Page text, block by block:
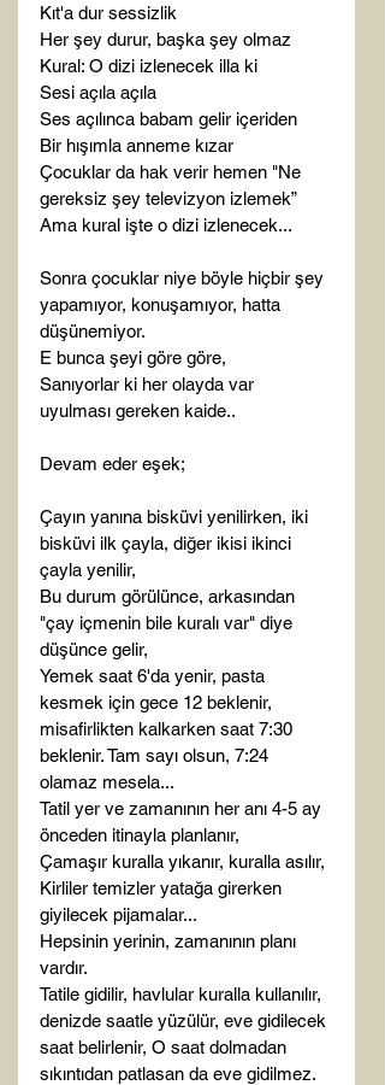
Kıt'a dur sessizlik
Her şey durur, başka şey olmaz
Kural: O dizi izlenecek illa ki
Sesi açıla açıla
Ses açılınca babam gelir içeriden
Bir hışımla anneme kızar
Çocuklar da hak verir hemen "Ne
gereksiz şey televizyon izlemek”
Ama kural işte o dizi izlenecek...
Sonra çocuklar niye böyle hiçbir şey
yapamıyor, konuşamıyor, hatta
düşünemiyor.
E bunca şeyi göre göre,
Sanıyorlar ki her olayda var
uyulması gereken kaide..
Devam eder eşek;
Çayın yanına bisküvi yenilirken, iki
bisküvi ilk çayla, diğer ikisi ikinci
çayla yenilir,
Bu durum görülünce, arkasından
"çay içmenin bile kuralı var" diye
düşünce gelir,
Yemek saat 6'da yenir, pasta
kesmek için gece 12 beklenir,
misafirlikten kalkarken saat 7:30
beklenir. Tam sayı olsun, 7:24
olamaz mesela...
Tatil yer ve zamanının her anı 4-5 ay
önceden itinayla planlanır,
Çamaşır kuralla yıkanır, kuralla asılır,
Kirliler temizler yatağa girerken
giyilecek pijamalar...
Hepsinin yerinin, zamanının planı
vardır.
Tatile gidilir, havlular kuralla kullanılır,
denizde saatle yüzülür, eve gidilecek
saat belirlenir, O saat dolmadan
sıkıntıdan patlasan da eve gidilmez.